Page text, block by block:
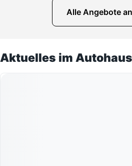
Alle Angebote
Aktuelles im